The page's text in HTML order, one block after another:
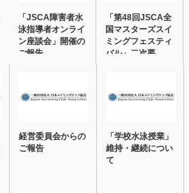
「JSCA障害者水
泳指導者オンライ
ン座談会」開催の
ご報告
「第48回JSCA全
国マスターズスイ
ミングフェスティ
バル」二次要…
経営委員会からの
ご報告
「学校水泳授業」
維持・継続につい
て